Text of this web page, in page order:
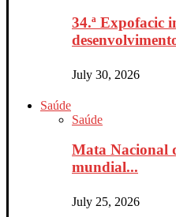
34.ª Expofacic
July 30, 2026
Saúde
Saúde
Mata Nacional
mundial...
July 25, 2026